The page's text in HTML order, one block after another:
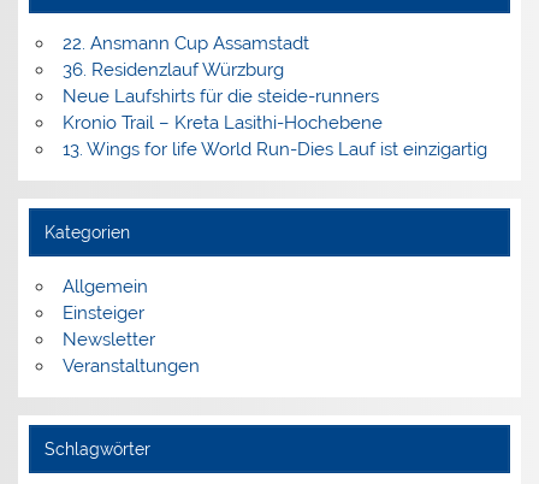
22. Ansmann Cup Assamstadt
36. Residenzlauf Würzburg
Neue Laufshirts für die steide-runners
Kronio Trail – Kreta Lasithi-Hochebene
13. Wings for life World Run-Dies Lauf ist einzigartig
Kategorien
Allgemein
Einsteiger
Newsletter
Veranstaltungen
Schlagwörter